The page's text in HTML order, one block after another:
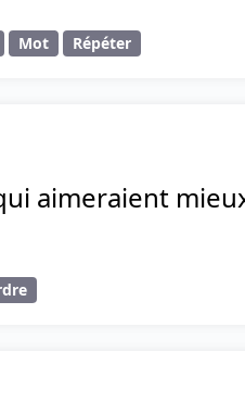
Mot Répéter
aimeraient